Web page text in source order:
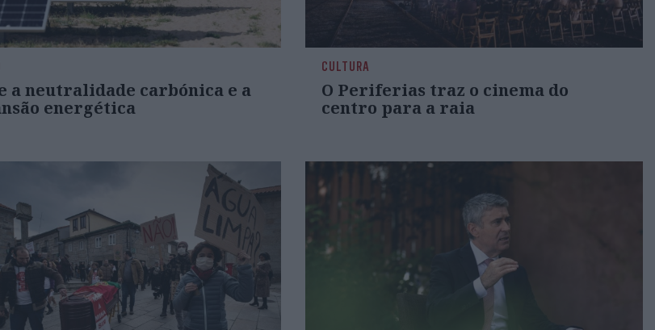
a neutralidade carbónica e a
energética
CULTURA
O Periferias traz o cinema do
centro para a raia